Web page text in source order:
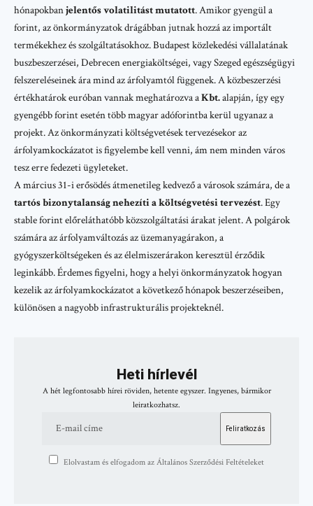
hónapokbanjelentős volatilitást mutatott. Amikor gyengül a
forint, az önkormányzatok drágábban jutnak hozzá az importált
termékekhez és szolgáltatásokhoz.Budapestközlekedési vállalatának
buszbeszerzései, Debrecenenergiaköltségei, vagySzegedegészségügyi
felszereléseinek ára mind az árfolyamtól függenek. A közbeszerzési
értékhatárok euróban vannak meghatározva aKbt.alapján, így egy
gyengébb forint esetén több magyar adóforintba kerül ugyanaz a
projekt. Az önkormányzati költségvetések tervezésekor az
árfolyamkockázatot is figyelembe kell venni, ám nem minden város
tesz erre fedezeti ügyleteket.
A március 31-i erősödés átmenetileg kedvező a városok számára, de a
tartós bizonytalanság nehezíti a költségvetési tervezést. Egy
stable forint előreláthatóbb közszolgáltatási árakat jelent. A polgárok
számára az árfolyamváltozás az üzemanyagárakon, a
gyógyszerköltségeken és az élelmiszerárakon keresztül érződik
leginkább. Érdemes figyelni, hogy a helyi önkormányzatok hogyan
kezelik az árfolyamkockázatot a következő hónapok beszerzéseiben,
különösen a nagyobb infrastrukturális projekteknél.
Heti hírlevél
A hét legfontosabb hírei röviden, hetente egyszer. Ingyenes, bármikor
leiratkozhatsz.
Elolvastam és elfogadom az Általános Szerződési Feltételeket